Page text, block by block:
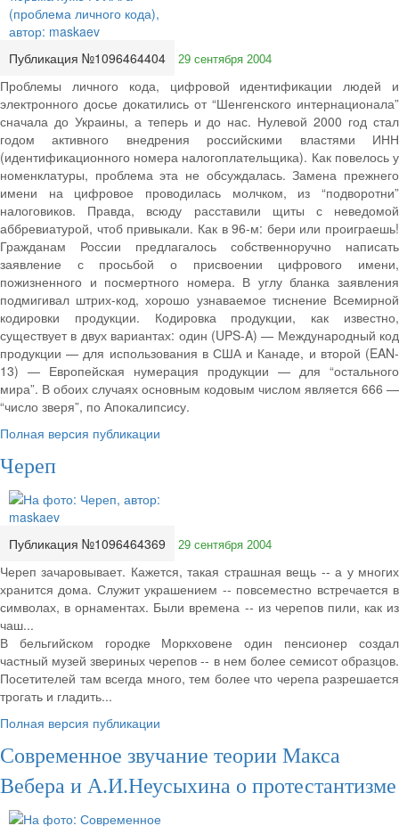
Публикация №1096464404 29 сентября 2004
Проблемы личного кода, цифровой идентификации людей и
электронного досье докатились от “Шенгенского интернационала”
сначала до Украины, а теперь и до нас. Нулевой 2000 год стал
годом активного внедрения российскими властями ИНН
(идентификационного номера налогоплательщика). Как повелось у
номенклатуры, проблема эта не обсуждалась. Замена прежнего
имени на цифровое проводилась молчком, из “подворотни”
налоговиков. Правда, всюду расставили щиты с неведомой
аббревиатурой, чтоб привыкали. Как в 96-м: бери или проиграешь!
Гражданам России предлагалось собственноручно написать
заявление с просьбой о присвоении цифрового имени,
пожизненного и посмертного номера. В углу бланка заявления
подмигивал штрих-код, хорошо узнаваемое тиснение Всемирной
кодировки продукции. Кодировка продукции, как известно,
существует в двух вариантах: один (UPS-A) — Международный код
продукции — для использования в США и Канаде, и второй (EAN-
13) — Европейская нумерация продукции — для “остального
мира”. В обоих случаях основным кодовым числом является 666 —
“число зверя”, по Апокалипсису.
Полная версия публикации
Череп
Публикация №1096464369 29 сентября 2004
Череп зачаровывает. Кажется, такая страшная вещь -- а у многих
хранится дома. Служит украшением -- повсеместно встречается в
символах, в орнаментах. Были времена -- из черепов пили, как из
чаш...
В бельгийском городке Моркховене один пенсионер создал
частный музей звериных черепов -- в нем более семисот образцов.
Посетителей там всегда много, тем более что черепа разрешается
трогать и гладить...
Полная версия публикации
Современное звучание теории Макса
Вебера и А.И.Неусыхина о протестантизме